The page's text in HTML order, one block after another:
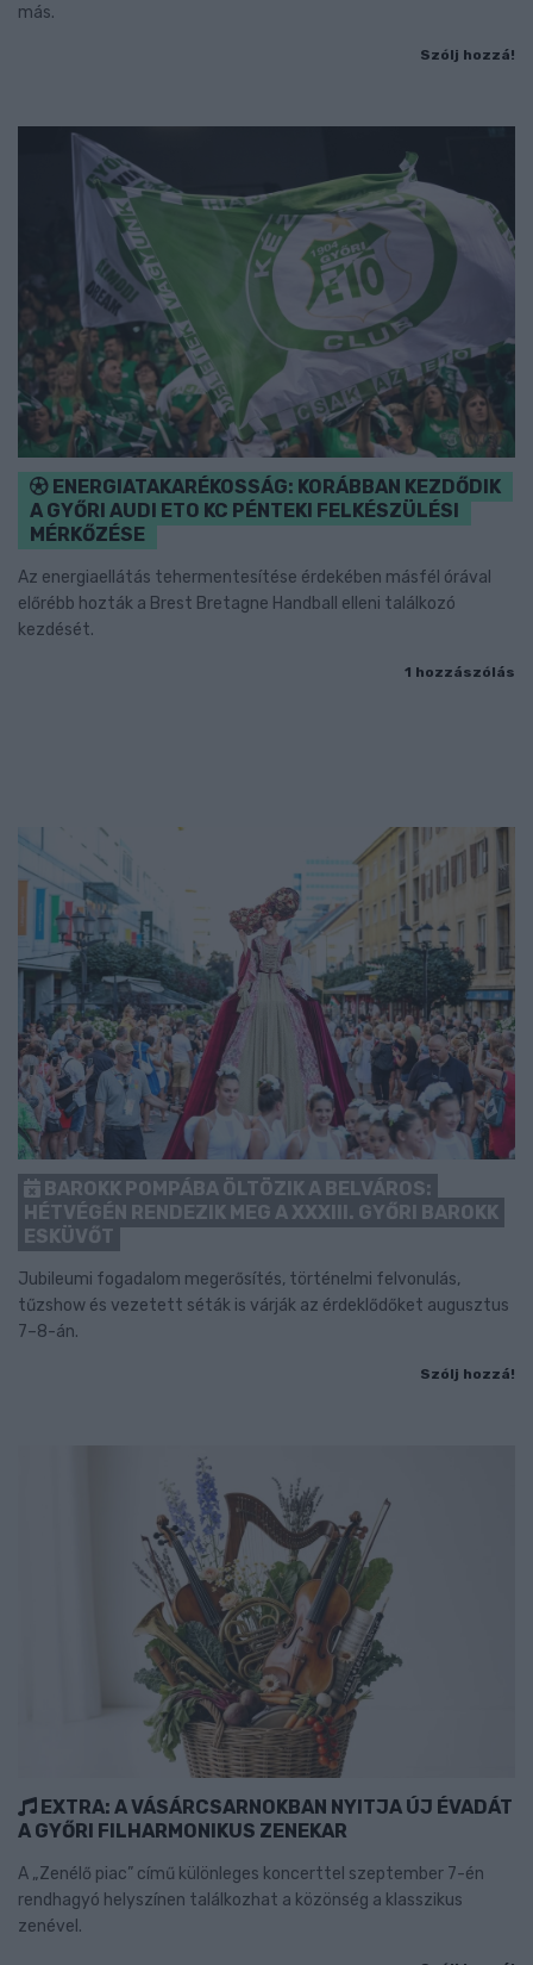
más.
Szólj hozzá!
ENERGIATAKARÉKOSSÁG: KORÁBBAN KEZDŐDIK
A GYŐRI AUDI ETO KC PÉNTEKI FELKÉSZÜLÉSI
MÉRKŐZÉSE
Az energiaellátás tehermentesítése érdekében másfél órával
előrébb hozták a Brest Bretagne Handball elleni találkozó
kezdését.
1 hozzászólás
BAROKK POMPÁBA ÖLTÖZIK A BELVÁROS:
HÉTVÉGÉN RENDEZIK MEG A XXXIII. GYŐRI BAROKK
ESKÜVŐT
Jubileumi fogadalom megerősítés, történelmi felvonulás,
tűzshow és vezetett séták is várják az érdeklődőket augusztus
7–8-án.
Szólj hozzá!
EXTRA: A VÁSÁRCSARNOKBAN NYITJA ÚJ ÉVADÁT
A GYŐRI FILHARMONIKUS ZENEKAR
A „Zenélő piac” című különleges koncerttel szeptember 7-én
rendhagyó helyszínen találkozhat a közönség a klasszikus
zenével.